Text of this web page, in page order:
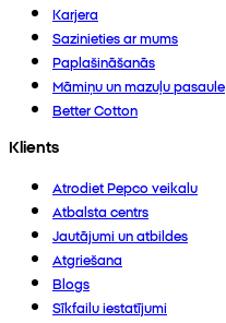
Karjera
Sazinieties ar mums
Paplašināšanās
Māmiņu un mazuļu pasaule
Better Cotton
Klients
Atrodiet Pepco veikalu
Atbalsta centrs
Jautājumi un atbildes
Atgriešana
Blogs
Sīkfailu iestatījumi